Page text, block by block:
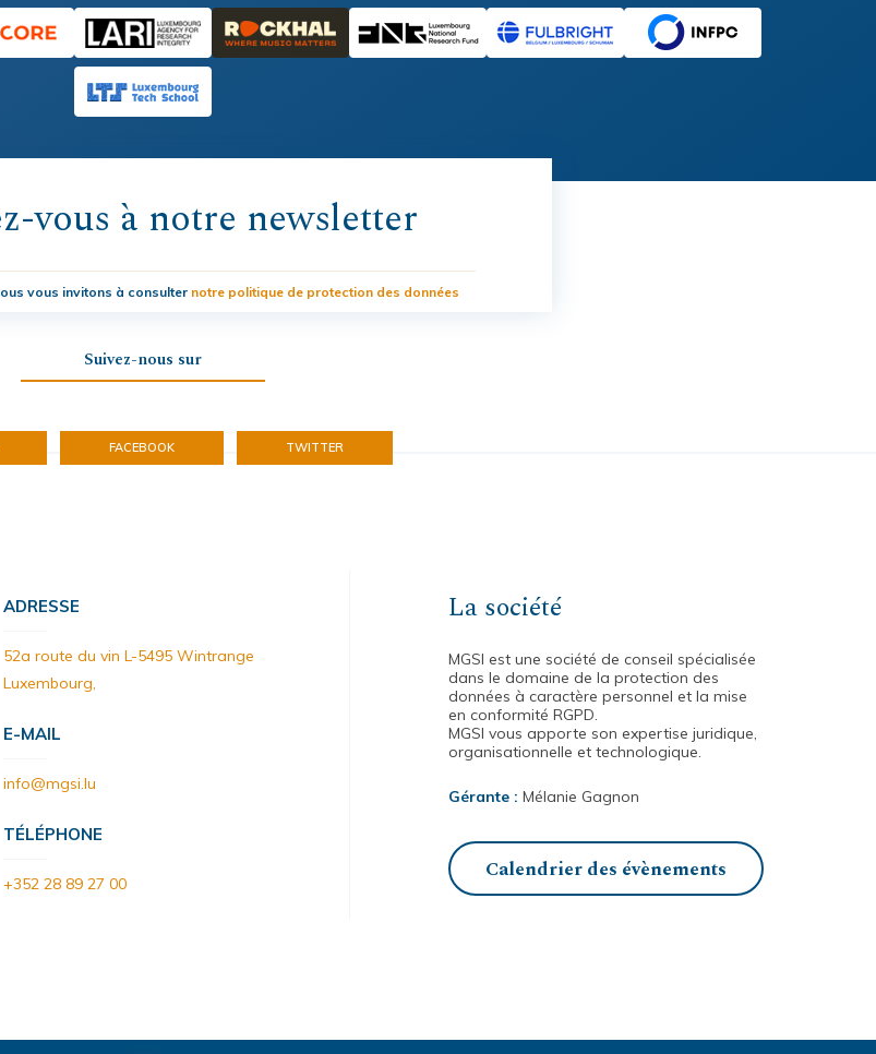
vous à notre newsletter
vous invitons à consulter notre politique de protection des données
Suivez-nous sur
FACEBOOK TWITTER
ADRESSE
52a route du vin L-5495 Wintrange
Luxembourg,
E-MAIL
info@mgsi.lu
TÉLÉPHONE
+352 28 89 27 00
La société
MGSI est une société de conseil spécialisée
dans le domaine de la protection des
données à caractère personnel et la mise
en conformité RGPD.
MGSI vous apporte son expertise juridique,
organisationnelle et technologique.
Gérante : Mélanie Gagnon
Calendrier des évènements